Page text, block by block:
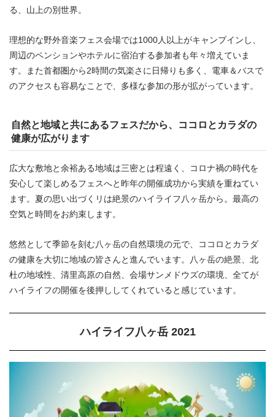
る、山上の別世界。
理想的な野外音楽フェス会場では1000人以上がキャンプインし、
周辺のペンションやホテルに宿泊する参加者も年々増えていま
す。また首都圏から2時間の気楽さに日帰りも多く、電車＆バスで
のアクセスも容易なことで、多様な参加の形が拡がっています。
自然と地域と共にあるフェスだから、ココロとカラダの
健康が広がります
広大な敷地と余裕ある地域は三密とは程遠く、コロナ禍の時代を
安心して楽しめるフェスへと昨年の開催成功から実績を重ねてい
ます。夏の思い出づくリは絶景のハイライフ八ヶ岳から。最高の
空気と時間をお約束します。
悠然として季節を刻む八ヶ岳の自然環境の元で、ココロとカラダ
の健康を大切に地域の皆さんと進んでいます。八ヶ岳の絶景、北
杜の地域性、清里高原の自然、会場サンメドウズの環境、全てが
ハイライフの開催を後押ししてくれていると感じています。
ハイライフ八ヶ岳 2021